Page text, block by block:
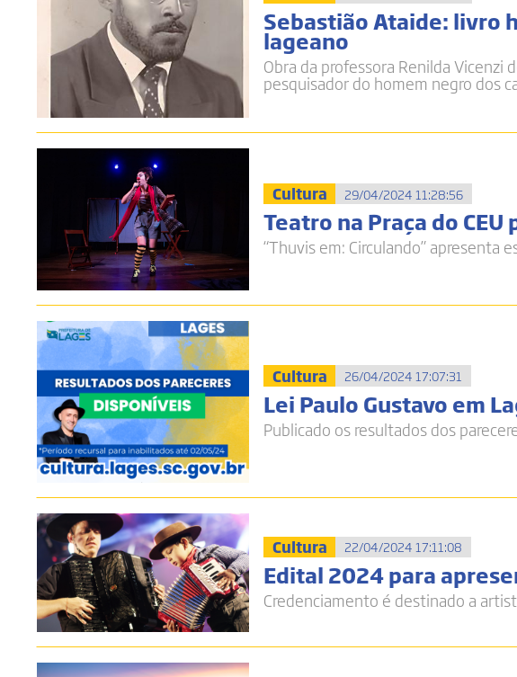
Sebastião Ataide: livro
lageano
Obra da professora Renilda
pesquisador do homem negro dos
Cultura 29/04/2024 11:28:56
Teatro na Praça do
“Thuvis em: Circulando” apresenta
Cultura 26/04/2024 17:07:31
Lei Paulo Gustavo em
Publicado os resultados dos
Cultura 22/04/2024 17:11:08
Edital 2024 para
Credenciamento é destinado a